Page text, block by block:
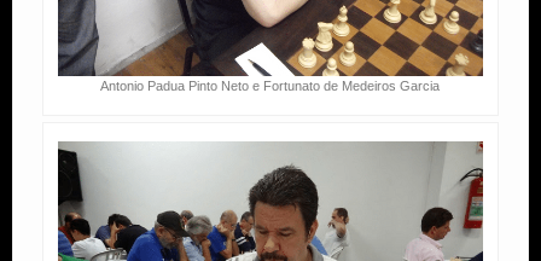
Antonio Padua Pinto Neto e Fortunato de Medeiros Garcia